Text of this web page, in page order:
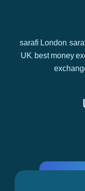
sarafi London,
UK, best money